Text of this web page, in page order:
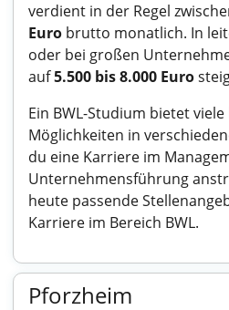
verdient in der Regel
Euro brutto monatlich. In
oder bei großen
auf5.500 bis 8.000 Euro
Ein BWL-Studium bietet
Möglichkeiten in
du eine Karriere im
Unternehmensführung
heute passende
Karriere im Bereich BWL.
Pforzheim